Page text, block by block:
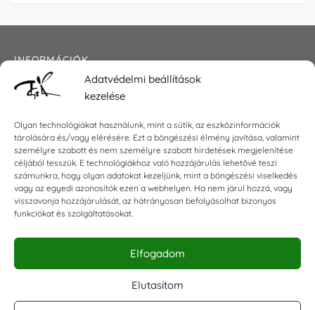
Adatvédelmi beállítások
kezelése
Olyan technológiákat használunk, mint a sütik, az eszközinformációk
tárolására és/vagy elérésére. Ezt a böngészési élmény javítása, valamint
személyre szabott és nem személyre szabott hirdetések megjelenítése
céljából tesszük. E technológiákhoz való hozzájárulás lehetővé teszi
számunkra, hogy olyan adatokat kezeljünk, mint a böngészési viselkedés
vagy az egyedi azonosítók ezen a webhelyen. Ha nem járul hozzá, vagy
visszavonja hozzájárulását, az hátrányosan befolyásolhat bizonyos
funkciókat és szolgáltatásokat.
Elfogadom
Elutasítom
INFORMÁCIÓK
Általános szerződési feltételek
Impresszum
KAPCSOLAT
E-mail:shop@torokszilvi.com
Telefon: +36 30 6767872
KÖZÖSSÉGI